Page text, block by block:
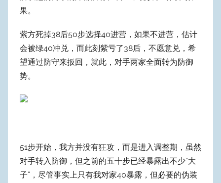
果。
紫方死掉38后50步选择40进营，如果不进营，估计
会被绿40冲兑，而此刻紫亏了38后，不愿意兑，希
望通过防守来扳回，就此，对手两家全面转为防御
势。
51步开始，我方并没有狂攻，而是进入调整期，虽然
对手转入防御，但之前的五十步已经暴露出不少“大
子”，尽管事实上只有我对家40暴露，但必要的伪装